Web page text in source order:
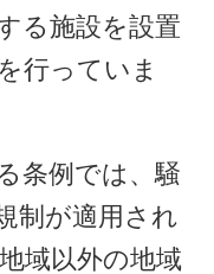
る施設を設置
行っていま
条例では、騒
制が適用され
域以外の地域